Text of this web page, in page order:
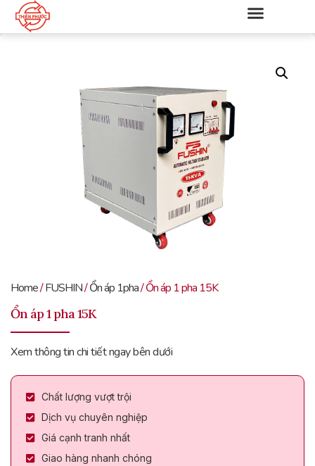
Home/FUSHIN/Ổn áp 1pha/ Ổn áp 1 pha 15K
Ổn áp 1 pha 15K
Xem thông tin chi tiết ngay bên dưới
Chất lượng vượt trội
Dịch vụ chuyên nghiệp
Giá cạnh tranh nhất
Giao hàng nhanh chóng